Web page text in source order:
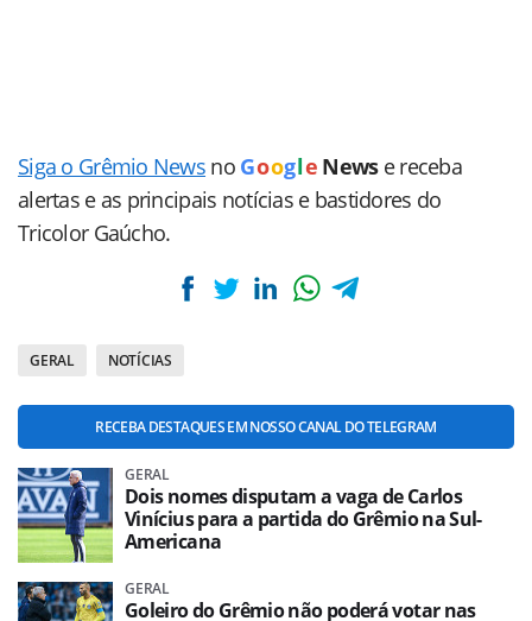
Siga o Grêmio News no Goog le News e receba
alertas e as principais notícias e bastidores do
Tricolor Gaúcho.
GERAL NOTÍCIAS
RECEBA DESTAQUES EM NOSSO CANAL DO TELEGRAM
GERAL
Dois nomes disputam a vaga de Carlos
Vinícius para a partida do Grêmio na Sul-
Americana
GERAL
Goleiro do Grêmio não poderá votar nas